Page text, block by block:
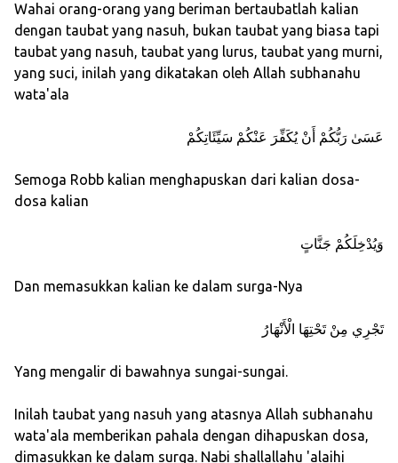
Wahai orang-orang yang beriman bertaubatlah kalian
dengan taubat yang nasuh, bukan taubat yang biasa tapi
taubat yang nasuh, taubat yang lurus, taubat yang murni,
yang suci, inilah yang dikatakan oleh Allah subhanahu
wata'ala
عَسَىٰ رَبُّكُمْ أَنْ يُكَفِّرَ عَنْكُمْ سَيِّئَاتِكُمْ
Semoga Robb kalian menghapuskan dari kalian dosa-
dosa kalian
وَيُدْخِلَكُمْ جَنَّاتٍ
Dan memasukkan kalian ke dalam surga-Nya
تَجْرِي مِنْ تَحْتِهَا الْأَنْهَارُ
Yang mengalir di bawahnya sungai-sungai.
Inilah taubat yang nasuh yang atasnya Allah subhanahu
wata'ala memberikan pahala dengan dihapuskan dosa,
dimasukkan ke dalam surga. Nabi shallallahu 'alaihi